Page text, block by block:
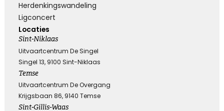
De foto’s, de herinneringen, de liefde in je hart, ze
zullen blijven.
Je draagt ze altijd met je mee.
Veel sterkte ...
Herdenkings­wandeling
Ligconcert
Locaties
Sint-Niklaas
Uitvaartcentrum De Singel
Singel 13, 9100 Sint-Niklaas
Temse
Uitvaartcentrum De Overgang
Krijgsbaan 86, 9140 Temse
Sint-Gillis-Waas